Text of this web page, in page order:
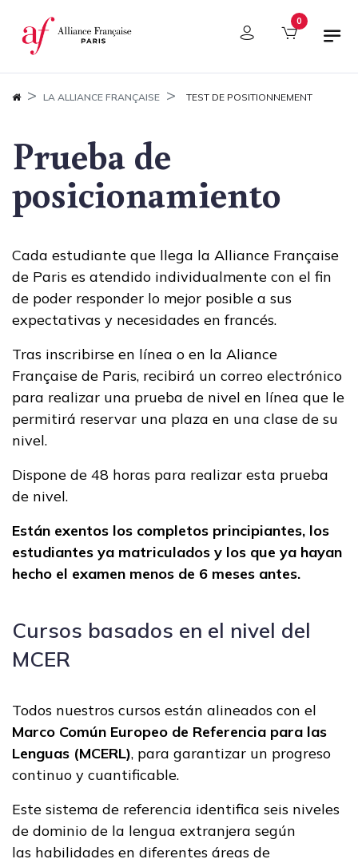
Panel de gestión de cookies 0
LA ALLIANCE FRANÇAISE TEST DE POSITIONNEMENT
Prueba de
posicionamiento
Cada estudiante que llega la Alliance Française
de Paris es atendido individualmente con el fin
de poder responder lo mejor posible a sus
expectativas y necesidades en francés.
Tras inscribirse en línea o en la Aliance
Française de Paris, recibirá un correo electrónico
para realizar una prueba de nivel en línea que le
permitirá reservar una plaza en una clase de su
nivel.
Dispone de 48 horas para realizar esta prueba
de nivel.
Están exentos los completos principiantes, los
estudiantes ya matriculados y los que ya hayan
hecho el examen menos de 6 meses antes.
Cursos basados en el nivel del
MCER
Todos nuestros cursos están alineados con el
Marco Común Europeo de Referencia para las
Lenguas (MCERL), para garantizar un progreso
continuo y cuantificable.
Este sistema de referencia identifica seis niveles
de dominio de la lengua extranjera según
las habilidades en diferentes áreas de